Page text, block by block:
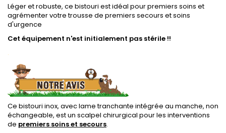
Léger et robuste, ce bistouri est idéal pour premiers soins et
agrémenter votre trousse de premiers secours et soins
d'urgence
Cet équipement n'est initialement pas stérile !!
.
Ce bistouri inox, avec lame tranchante intégrée au manche, non
échangeable, est un scalpel chirurgical pour les interventions
de premiers soins et secours.